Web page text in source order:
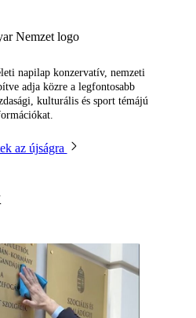
napilap konzervatív, nemzeti
adja közre a legfontosabb
kulturális és sport témájú
az újságra